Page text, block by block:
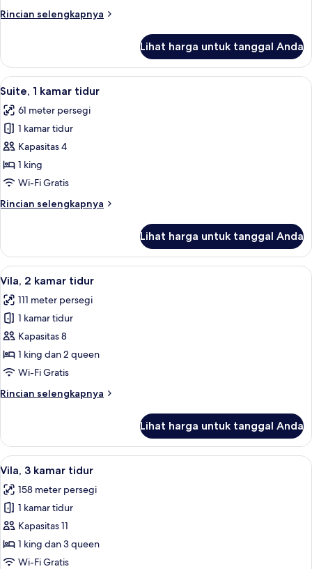
Tidur
Rincian selengkapnya
Rincian
Studio
Suite,
2
Tidur
Queen
Lihat harga untuk tanggal Anda
Lihat
semua
foto
untuk
Suite,
1
kamar
Suite, 1 kamar tidur | Brankas,
2
Suite, 1 kamar tidur
61 meter persegi
1 kamar tidur
Kapasitas 4
1 king
Wi-Fi Gratis
Rincian selengkapnya
Rincian
Suite,
kamar
Lihat harga untuk tanggal Anda
Lihat
semua
foto
untuk
Vila,
2
kamar
Brankas, ruang kerja ramah laptop,
17
Vila, 2 kamar tidur
111 meter persegi
1 kamar tidur
Kapasitas 8
1 king dan 2 queen
Wi-Fi Gratis
Rincian selengkapnya
Rincian
Vila,
kamar
Lihat harga untuk tanggal Anda
Lihat
semua
foto
untuk
Vila,
3
kamar
Brankas, ruang kerja ramah laptop,
13
Vila, 3 kamar tidur
158 meter persegi
1 kamar tidur
Kapasitas 11
1 king dan 3 queen
Wi-Fi Gratis